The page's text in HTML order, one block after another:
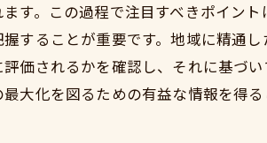
信頼性を
資産価値
レバレッ
長期的な
す。この過程で注目すべきポイン
することが重要です。地域に精通
価されるかを確認し、それに基づ
大化を図るための有益な情報を得る